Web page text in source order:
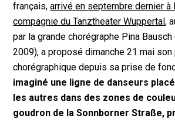
français,arrivé en septembre dernier à
compagnie du Tanztheater Wuppertal,
par la grande chorégraphe Pina
2009), a proposé dimanche 21 mai
chorégraphique depuis sa prise de
imaginé une ligne de danseurs
les autres dans des zones de
goudron de la Sonnborner Straße,